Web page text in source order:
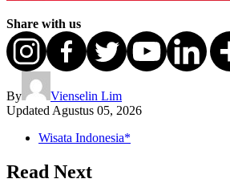
Share with us
By
Vienselin Lim
Updated Agustus 05, 2026
Wisata Indonesia*
Read Next